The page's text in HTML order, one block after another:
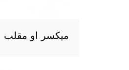
ميكسر او مقلب